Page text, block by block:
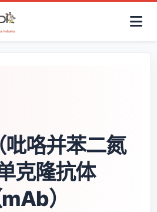
咯并苯二氮
克隆抗体
mAb）